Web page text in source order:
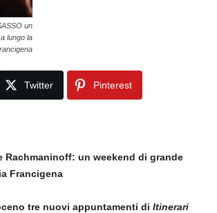
un
lungo la
Twitter Pinterest
Rachmaninoff: un weekend di grande
Francigena
tre nuovi appuntamenti di Itinerari